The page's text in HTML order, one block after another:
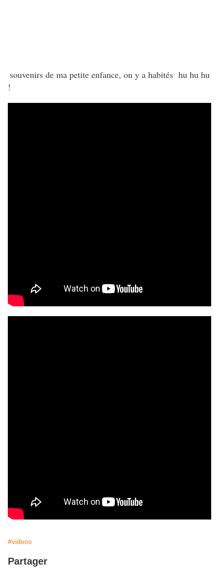
souvenirs de ma petite enfance, on y a habités hu hu hu
!
#videos
Partager